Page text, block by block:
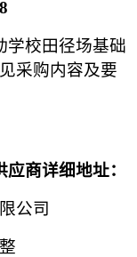
学校田径场基础
采购内容及要
应商详细地址：
公司